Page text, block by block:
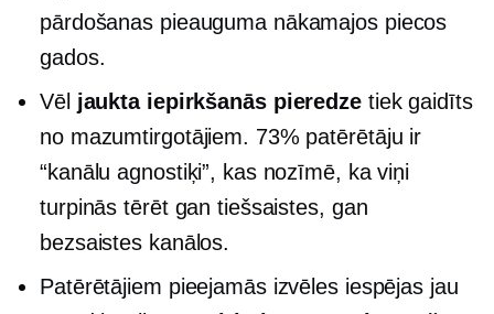
pārdošanas pieauguma nākamajos piecos
gados.
Vēl jaukta iepirkšanās pieredzetiek gaidīts
no mazumtirgotājiem. 73% patērētāju ir
“kanālu agnostiķi”, kas nozīmē, ka viņi
turpinās tērēt gan tiešsaistes, gan
bezsaistes kanālos.
Patērētājiem pieejamās izvēles iespējas jau